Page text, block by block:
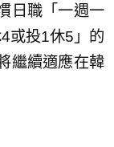
日職「一週一
或投1休5」的
繼續適應在韓